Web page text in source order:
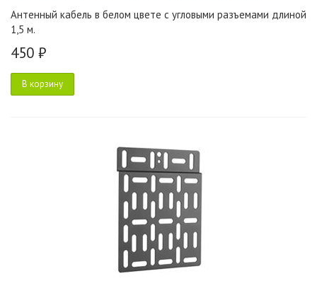
Антенный кабель в белом цвете с угловыми разъемами длиной
1,5 м.
450 ₽
В корзину